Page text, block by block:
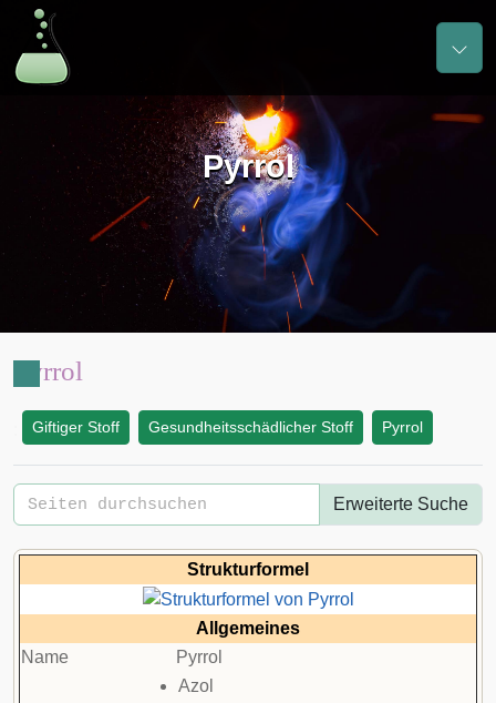
Pyrrol
Pyrrol
Giftiger Stoff Gesundheitsschädlicher Stoff Pyrrol
Erweiterte Suche
Strukturformel
Allgemeines
Name
Pyrrol
Azol